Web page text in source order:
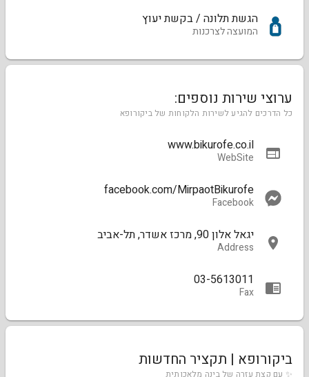
הגשת תלונה / בקשת יעוץ
המועצה לצרכנות
ערוצי שירות נוספים:
כל הדרכים להגיע לשירות הלקוחות של ביקורופא
www.bikurofe.co.il
WebSite
facebook.com/MirpaotBikurofe
Facebook
יגאל אלון 90, מרכז אשדר, תל-אביב
Address
03-5613011
Fax
ביקורופא | תקציר החדשות